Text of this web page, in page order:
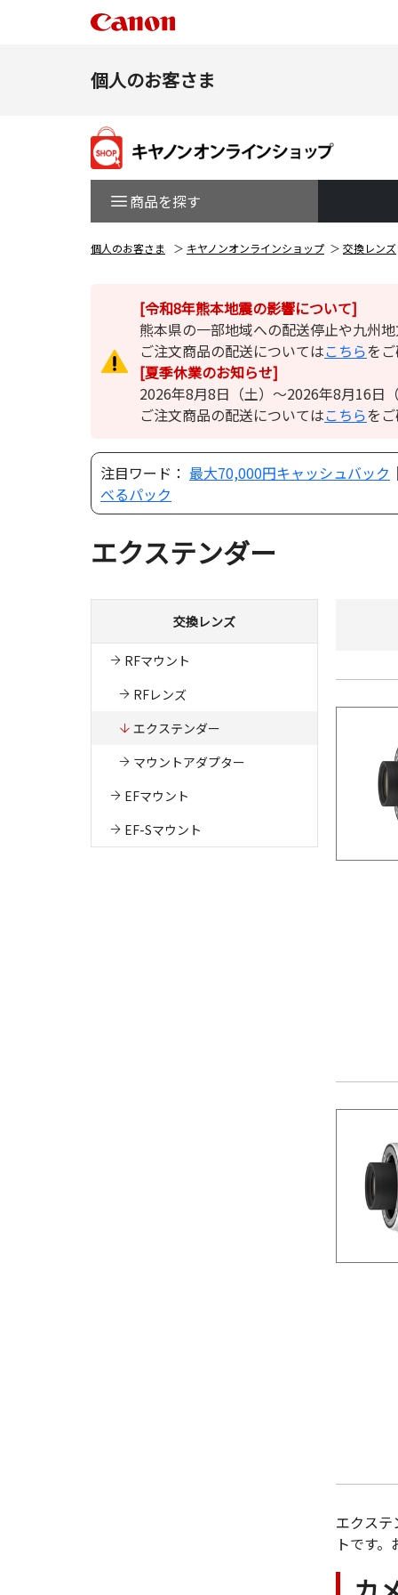
個人のお客さま
商品を探す
個人のお客さま キヤノンオンラインショップ 交換レンズ
[令和8年熊本地震の影響について]
熊本県の一部地域への配送停止や九州
ご注文商品の配送についてはこちらを
[夏季休業のお知らせ]
2026年8月8日（土）～2026年8月16日
ご注文商品の配送についてはこちらを
注目ワード： 最大70,000円キャッシュバック
べるパック
エクステンダー
交換レンズ
RFマウント
RFレンズ
エクステンダー
マウントアダプター
EFマウント
EF-Sマウント
エクステ
トです